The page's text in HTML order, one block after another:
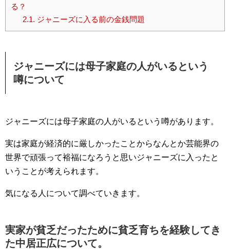
る？
2.1. ジャニーズに入る前の金銭問題
ジャニーズには母子家庭の人がいるという
噂について
ジャニーズには母子家庭の人がいるという噂があります。
実は家庭が経済的に厳しかったことからなんとか芸能界の
世界で頑張って裕福になろうと思いジャニーズに入ったと
いうことが考えられます。
気になる人について調べていきます。
実家が貧乏だったために貧乏育ちを経験してき
た中居正広について。